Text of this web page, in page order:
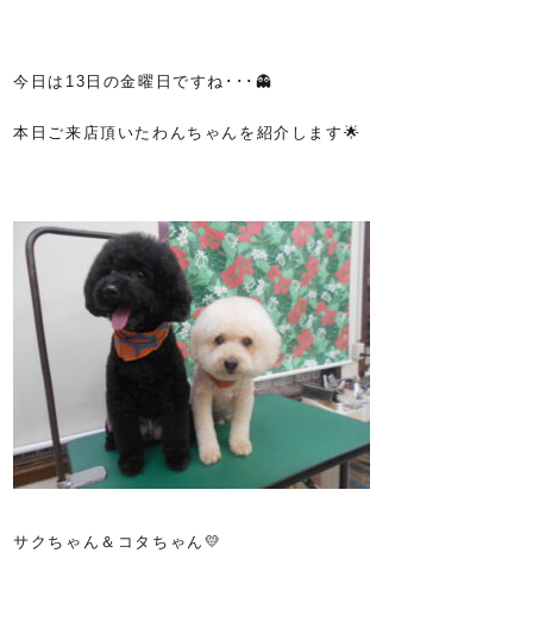
今日は13日の金曜日ですね･･･👻
本日ご来店頂いたわんちゃんを紹介します🌟
サクちゃん＆コタちゃん💛